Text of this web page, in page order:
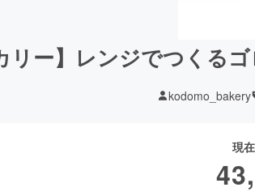
リー】レンジでつくる
kodomo_bakery
現